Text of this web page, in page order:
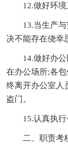
12.做好环
13.当生产
决不能存在侥幸
14.做好办
在办公场所;各
终离开办公室人
盗门。
15.认真执行
二、职责考